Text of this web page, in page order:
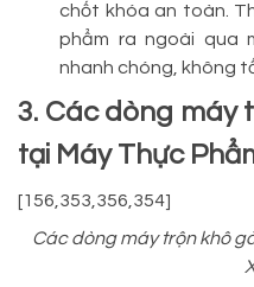
chốt khóa an toàn.
phẩm ra ngoài qua
nhanh chóng, không
3. Các dòng máy
tại Máy Thực
[156,353,356,354]
Các dòng máy trộn khô